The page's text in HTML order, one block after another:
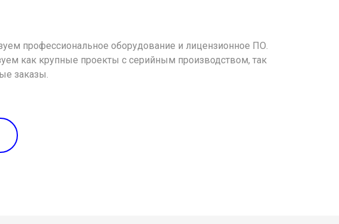
профессиональное оборудование и лицензионное ПО.
как крупные проекты с серийным производством, так
заказы.